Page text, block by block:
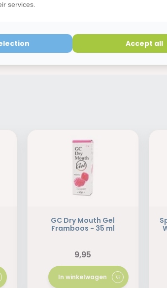
GC Dry Mouth Gel
Framboos - 35 ml
9,95
In winkelwagen
services.
Accept all